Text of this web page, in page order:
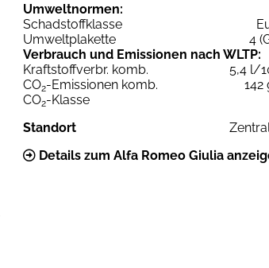
Umweltnormen:
Schadstoffklasse
Umweltplakette
4
Verbrauch und Emissionen nach WLTP:
Kraftstoffverbr. komb.
5,4 l/
CO2-Emissionen komb.
CO2-Klasse
Standort
Details zum Alfa Romeo Giulia